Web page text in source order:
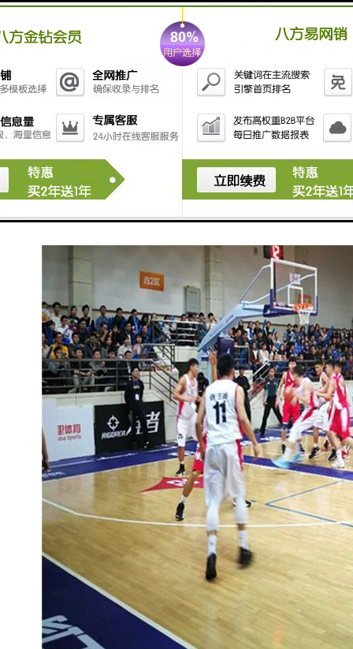
在职业足球赛事中，这些系统通常由公司开发和维护，
而在业余和学校级别的比赛中，可能会使用更简单的手